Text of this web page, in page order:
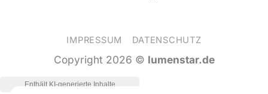
IMPRESSUM DATENSCHUTZ
Copyright 2026 © lumenstar.de